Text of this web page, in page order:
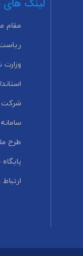
لینک های
مقام
شرکت
طرح